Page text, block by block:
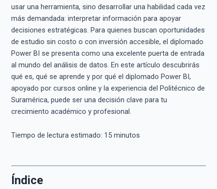
usar una herramienta, sino desarrollar una habilidad cada vez
más demandada: interpretar información para apoyar
decisiones estratégicas. Para quienes buscan oportunidades
de estudio sin costo o con inversión accesible, el diplomado
Power BI se presenta como una excelente puerta de entrada
al mundo del análisis de datos. En este artículo descubrirás
qué es, qué se aprende y por qué el diplomado Power BI,
apoyado por cursos online y la experiencia del Politécnico de
Suramérica, puede ser una decisión clave para tu
crecimiento académico y profesional.
Tiempo de lectura estimado: 15minutos
Índice